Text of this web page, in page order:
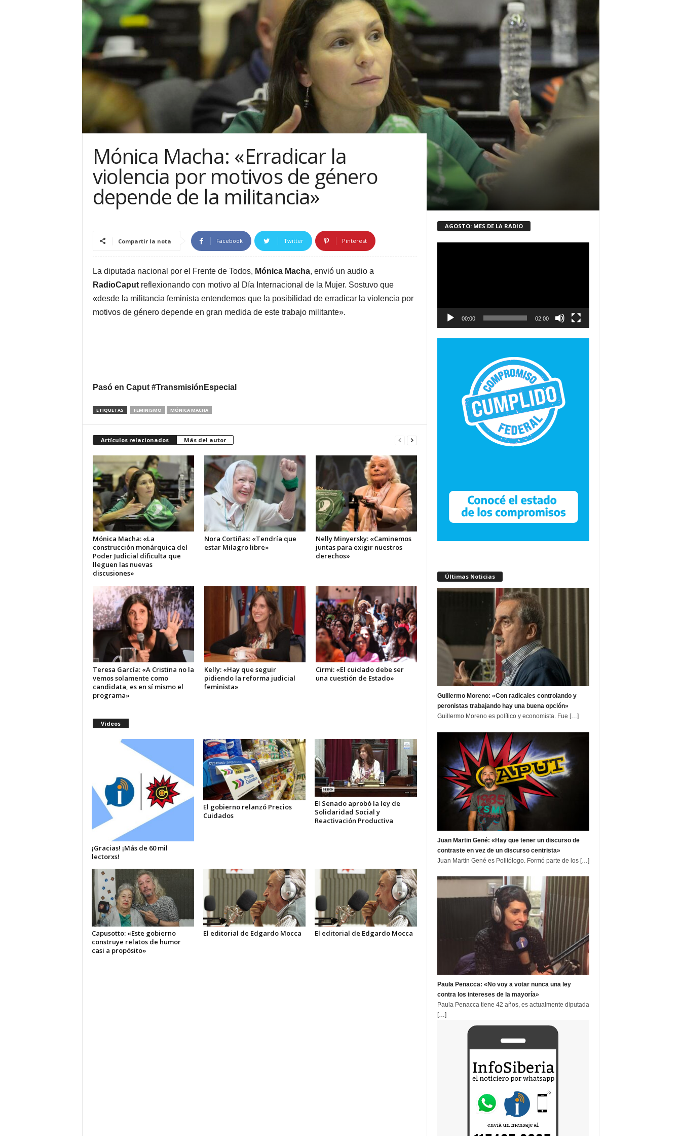
Mónica Macha: «Erradicar la
violencia por motivos de género
depende de la militancia»
Compartir la nota Facebook Twitter Pinterest
La diputada nacional por el Frente de Todos, Mónica Macha, envió un audio a
RadioCaputreflexionando con motivo al Día Internacional de la Mujer. Sostuvo que
«desde la militancia feminista entendemos que la posibilidad de erradicar la violencia por
motivos de género depende en gran medida de este trabajo militante».
Pasó en Caput #TransmisiónEspecial
ETIQUETAS FEMINISMO MÓNICA MACHA
Artículos relacionados Más del autor
Mónica Macha: «La
construcción monárquica del
Poder Judicial dificulta que
lleguen las nuevas
discusiones»
Nora Cortiñas: «Tendría que
estar Milagro libre»
Nelly Minyersky: «Caminemos
juntas para exigir nuestros
derechos»
Teresa García: «A Cristina no la
vemos solamente como
candidata, es en sí mismo el
programa»
Kelly: «Hay que seguir
pidiendo la reforma judicial
feminista»
Cirmi: «El cuidado debe ser
una cuestión de Estado»
Videos
¡Gracias! ¡Más de 60 mil
lectorxs!
El gobierno relanzó Precios
Cuidados
El Senado aprobó la ley de
Solidaridad Social y
Reactivación Productiva
Capusotto: «Este gobierno
construye relatos de humor
casi a propósito»
El editorial de Edgardo Mocca El editorial de Edgardo Mocca
AGOSTO: MES DE LA RADIO
00:00 02:00
Últimas Noticias
Guillermo Moreno: «Con radicales controlando y
peronistas trabajando hay una buena opción»
Guillermo Moreno es político y economista. Fue […]
Juan Martin Gené: «Hay que tener un discurso de
contraste en vez de un discurso centrista»
Juan Martin Gené es Politólogo. Formó parte de los […]
Paula Penacca: «No voy a votar nunca una ley
contra los intereses de la mayoría»
Paula Penacca tiene 42 años, es actualmente diputada
[…]